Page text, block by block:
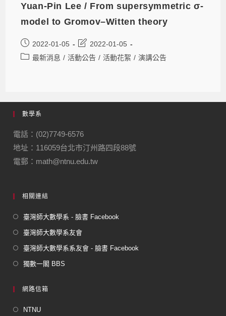
Yuan-Pin Lee / From supersymmetric σ-
model to Gromov–Witten theory
2022-01-05
2022-01-05
最新消息 / 活動公告 / 活動花絮 / 演講公告
數學系
電話：(02)7749-6576
地址：116059台北市汀州路四段88號
電郵：math@ntnu.edu.tw
相關連結
臺灣師大數學系 - 臉書 Facebook
臺灣師大數學系友會
臺灣師大數學系系友會 - 臉書 Facebook
獨數一閣 BBS
網路信箱
NTNU